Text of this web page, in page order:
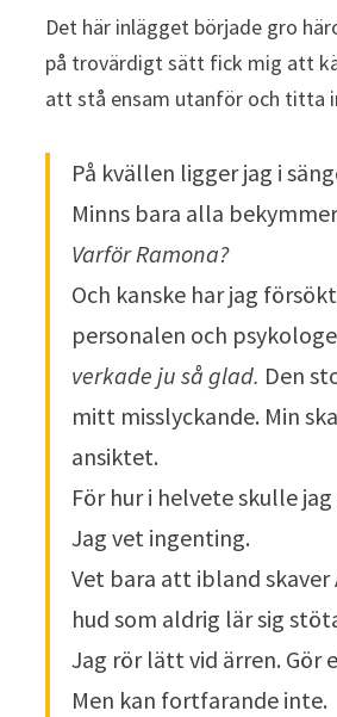
Det här inlägget började gro
på trovärdigt sätt fick mig att
att stå ensam utanför och titta
På kvällen ligger jag i
Minns bara alla
Varför Ramona?
Och kanske har jag
personalen och
verkade ju så glad. Den
mitt misslyckande. Min
ansiktet.
För hur i helvete skulle jag
Jag vet ingenting.
Vet bara att ibland
hud som aldrig lär sig
Jag rör lätt vid ärren.
Men kan fortfarande inte.